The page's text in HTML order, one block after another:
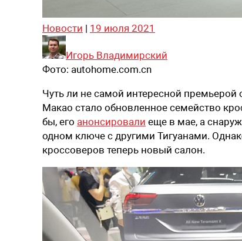
Новости | 19 июля 2021
Игорь Владимирский
Фото: autohome.com.cn
Чуть ли не самой интересной
Макао стало обновленное семейство
бы, его анонсировали еще в мае, а
одном ключе с другими Тигуанами.
кроссоверов теперь новый салон.